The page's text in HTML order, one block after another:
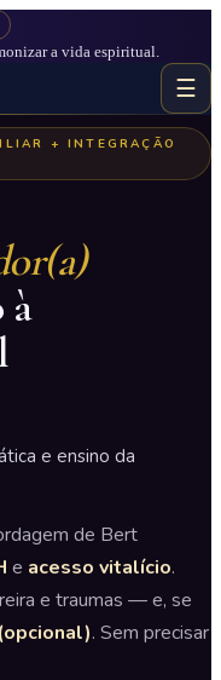
a vida espiritual.
☰
+ INTEGRAÇÃO
à
e ensino da
de Bert
e acesso vitalício.
e traumas — e, se
. Sem precisar